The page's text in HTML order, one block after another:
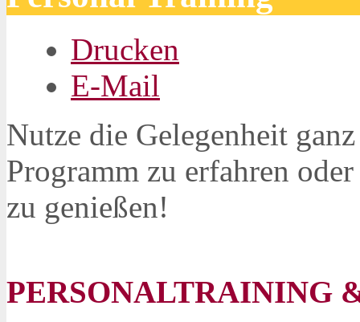
Drucken
E-Mail
Nutze die Gelegenheit
Programm zu erfahren
zu genießen!
PERSONALTRAINING